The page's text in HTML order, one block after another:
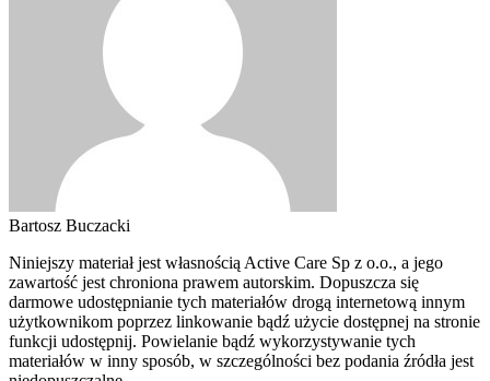
Bartosz Buczacki
Niniejszy materiał jest własnością Active Care Sp z o.o., a jego
zawartość jest chroniona prawem autorskim. Dopuszcza się
darmowe udostępnianie tych materiałów drogą internetową innym
użytkownikom poprzez linkowanie bądź użycie dostępnej na stronie
funkcji udostępnij. Powielanie bądź wykorzystywanie tych
materiałów w inny sposób, w szczególności bez podania źródła jest